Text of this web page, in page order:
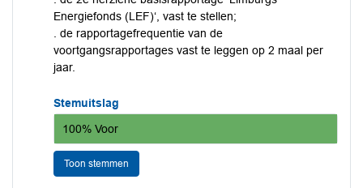
Energiefonds (LEF)‘, vast te stellen;
. de rapportagefrequentie van de
voortgangsrapportages vast te leggen op 2 maal per
jaar.
Stemuitslag
100% Voor
Toon stemmen